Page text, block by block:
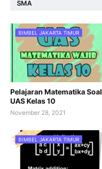
SMA
BIMBEL JAKARTA TIMUR
Pelajaran Matematika Soal
UAS Kelas 10
November 28, 2021
BIMBEL JAKARTA TIMUR